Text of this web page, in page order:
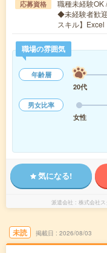
応募資格
職種未経験OK
◆未経験者歓
スキル】
職場の雰囲気
年齢層
20代
男女比率
女性
気になる!
派遣会社 株式会社ス
未読 掲載日 2026/08/03